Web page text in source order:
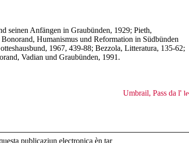
seinen Anfängen in Graubünden, 1929; Pieth,
Humanismus und Reformation in Südbünden
1967, 439-88; Bezzola, Litteratura, 135-62;
Vadian und Graubünden, 1991.
Umbrail, Pass da l'
publicaziun electronica èn tar